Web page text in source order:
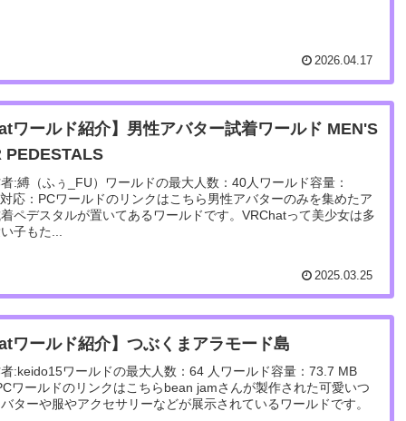
2026.04.17
ワールド紹介】男性アバター試着ワールド MEN'S
PEDESTALS
:縛（ふぅ_FU）ワールドの最大人数：40人ワールド容量：
応：PCワールドのリンクはこちら男性アバターのみを集めたア
ペデスタルが置いてあるワールドです。VRChatって美少女は多
子もた...
2025.03.25
ワールド紹介】つぶくまアラモード島
:keido15ワールドの最大人数：64 人ワールド容量：73.7 MB
ワールドのリンクはこちらbean jamさんが製作された可愛いつ
ターや服やアクセサリーなどが展示されているワールドです。